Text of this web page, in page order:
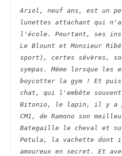
Ariol, neuf ans, est un
lunettes attachant qui
l'école. Pourtant, ses
Le Blount et Monsieur
sport), certes sévères,
sympas. Même lorsque les
boycotter la gym ! Et
chat, qui l'embête
Bitonio, le lapin, il y a
CM1, de Ramono son
Bategaille le cheval et
Petula, la vachette dont
amoureux en secret. Et